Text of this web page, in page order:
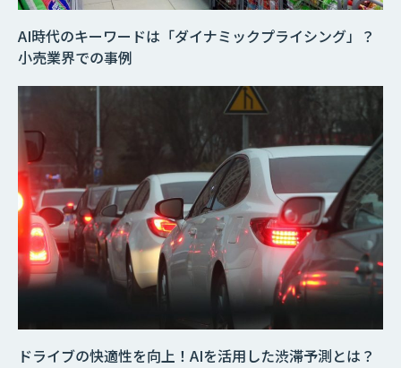
AI時代のキーワードは「ダイナミックプライシング」？
小売業界での事例
ドライブの快適性を向上！AIを活用した渋滞予測とは？